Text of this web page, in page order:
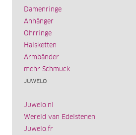
Damenringe
Anhänger
Ohrringe
Halsketten
Armbänder
mehr Schmuck
JUWELO
Juwelo.nl
Wereld van Edelstenen
Juwelo.fr